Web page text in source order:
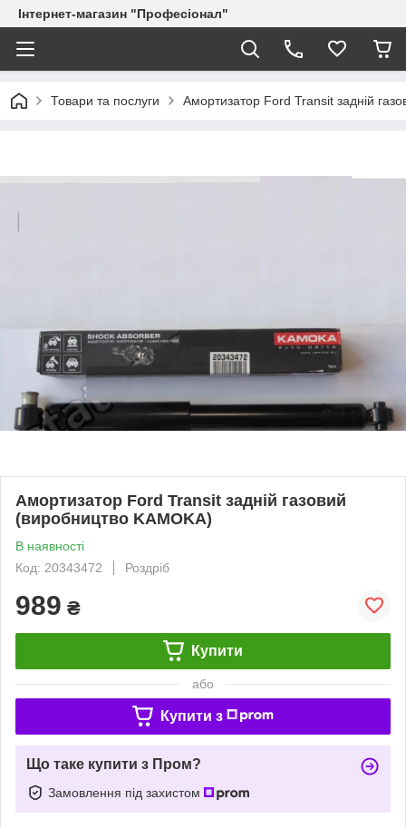
Інтернет-магазин "Професіонал"
Товари та послуги Амортизатор Ford Transit задній
Амортизатор Ford Transit задній газовий
(виробництво KAMOKA)
В наявності
Код: 20343472
Роздріб
989 ₴
Купити
або
Купити з
Що таке купити з Пром?
Замовлення під захистом